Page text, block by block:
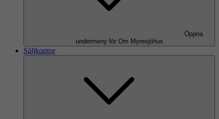
Öppna
undermeny för Om Myresjöhus
Säljkontor